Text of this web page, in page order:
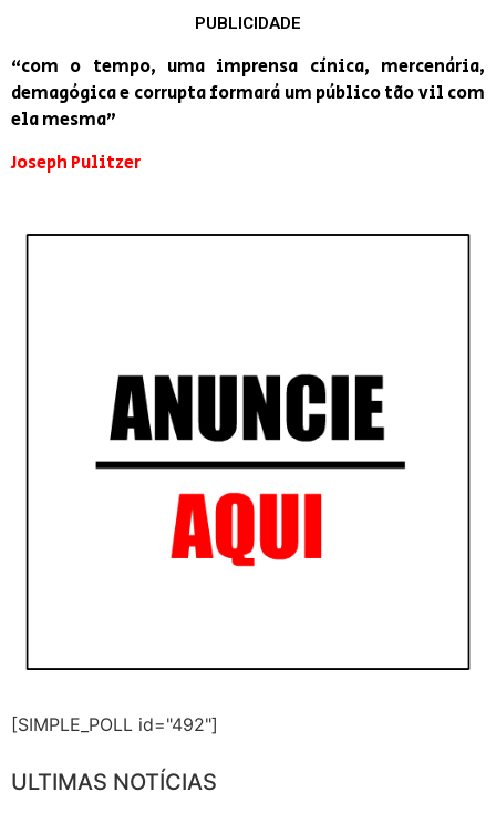
PUBLICIDADE
“com o tempo, uma imprensa cínica, mercenária,
demagógica e corrupta formará um público tão vil com
ela mesma”
Joseph Pulitzer
[SIMPLE_POLL id="492"]
ULTIMAS NOTÍCIAS